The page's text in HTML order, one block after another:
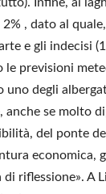
2% , dato al
e gli indecisi
le previsioni
uno degli
anche se molto
del ponte
economica,
di riflessione». A